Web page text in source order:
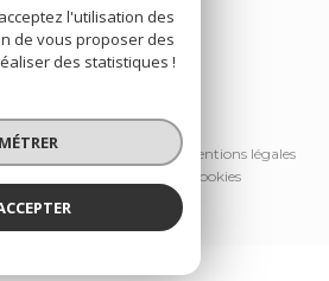
| Tous droits réservés
Nos partenaires
Mentions légales
Cookies
l'utilisation des
de vous proposer des
des statistiques !